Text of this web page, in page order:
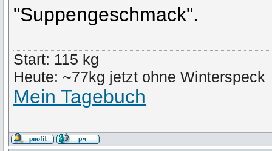
"Suppengeschmack".
Start: 115 kg
Heute: ~77kg jetzt ohne Winterspeck
Mein Tagebuch